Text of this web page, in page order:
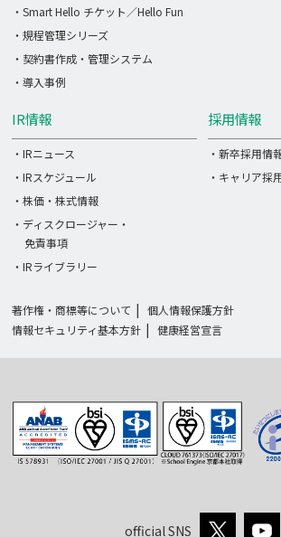
・Smart Hello チケット／Hello Fun
・規程管理シリーズ
・契約書作成・管理システム
・導入事例
IR情報
・IRニュース
・IRスケジュール
・株価・株式情報
・ディスクロージャー・
免責事項
・IRライブラリー
採用情報
・新卒採用情
・キャリア採
著作権・商標等について
個人情報保護方針
情報セキュリティ基本方針
健康経営宣言
official SNS